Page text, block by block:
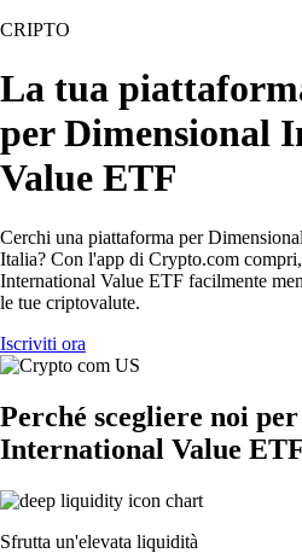
CRIPTO
La tua
per Dimensional
Value ETF
Cerchi una piattaforma per
Italia? Con l'app di Crypto.com
International Value ETF facilmente
le tue criptovalute.
Iscriviti ora
Perché scegliere noi
International Value
Sfrutta un'elevata liquidità